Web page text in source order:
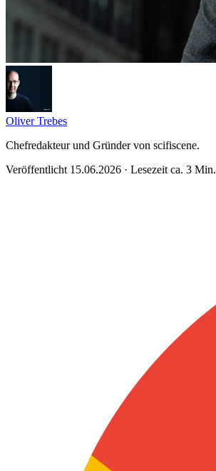
Oliver Trebes
Chefredakteur und Gründer von scifiscene.
Veröffentlicht 15.06.2026 · Lesezeit ca. 3 Min.